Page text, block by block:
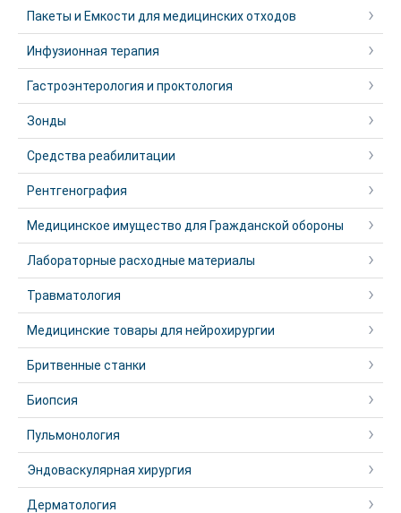
Пакеты и Емкости для медицинских отходов
Инфузионная терапия
Гастроэнтерология и проктология
Зонды
Средства реабилитации
Рентгенография
Медицинское имущество для Гражданской обороны
Лабораторные расходные материалы
Травматология
Медицинские товары для нейрохирургии
Бритвенные станки
Биопсия
Пульмонология
Эндоваскулярная хирургия
Дерматология